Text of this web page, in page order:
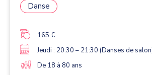
Danse
165 €
Jeudi : 20:30 – 21:30 (Danses de
De 18 à 80 ans